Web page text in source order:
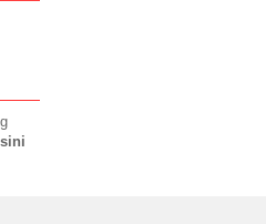
sini